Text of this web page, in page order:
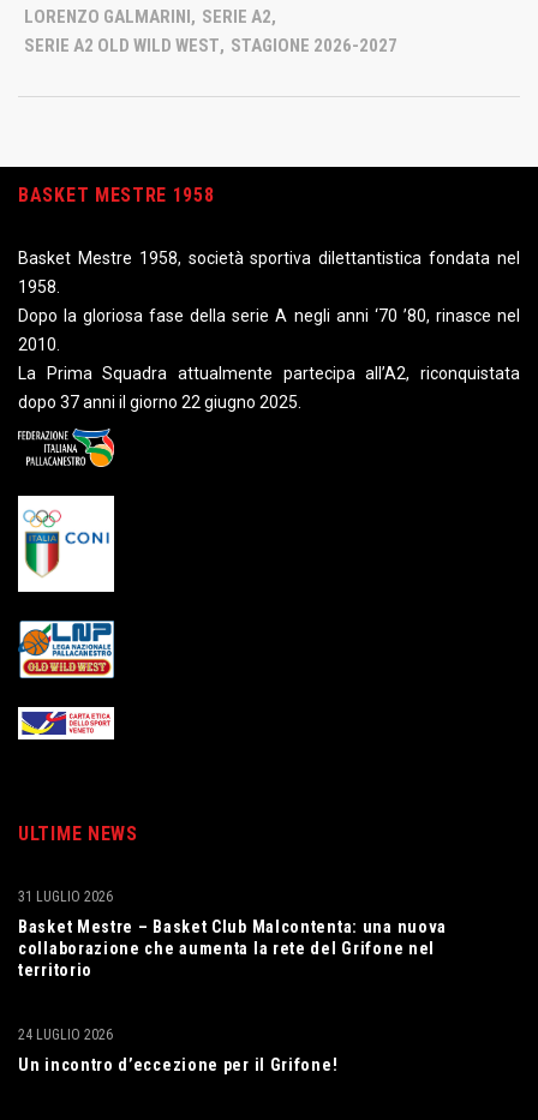
LORENZO GALMARINI, SERIE A2,
SERIE A2 OLD WILD WEST, STAGIONE 2026-2027
BASKET MESTRE 1958
Basket Mestre 1958, società sportiva dilettantistica fondata nel
1958.
Dopo la gloriosa fase della serie A negli anni ‘70 ’80, rinasce nel
2010.
La Prima Squadra attualmente partecipa all’A2, riconquistata
dopo 37 anni il giorno 22 giugno 2025.
ULTIME NEWS
Basket Mestre – Basket Club Malcontenta: una nuova
collaborazione che aumenta la rete del Grifone nel
territorio
31 LUGLIO 2026
Un incontro d’eccezione per il Grifone!
24 LUGLIO 2026